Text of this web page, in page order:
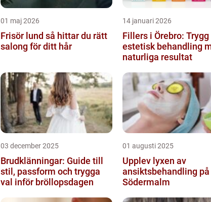
01 maj 2026
Frisör lund så hittar du rätt
salong för ditt hår
14 januari 2026
Fillers i Örebro: Trygg
estetisk behandling
naturliga resultat
03 december 2025
Brudklänningar: Guide till
stil, passform och trygga
val inför bröllopsdagen
01 augusti 2025
Upplev lyxen av
ansiktsbehandling på
Södermalm